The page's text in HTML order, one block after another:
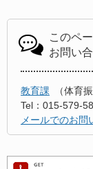
このペ
お問い
教育課
体育
Tel：015-579-
メールでのお問